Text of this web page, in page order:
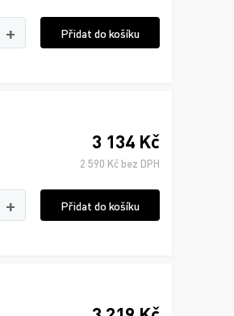
+ Přidat do košíku
3 134 Kč
2 590 Kč bez DPH
+ Přidat do košíku